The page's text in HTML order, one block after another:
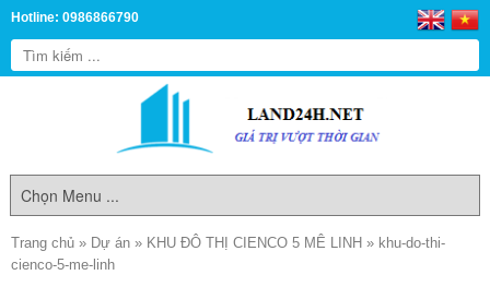
Hotline: 0986866790
Trang chủ » Dự án » KHU ĐÔ THỊ CIENCO 5 MÊ LINH » khu-do-thi-
cienco-5-me-linh